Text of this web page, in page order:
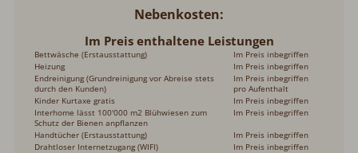
Nebenkosten
Im Preis enthaltene Leistungen
Bettwäsche (Erstausstattung)
Im Preis inbegriffen
Heizung
Im Preis inbegriffen
Endreinigung (Grundreinigung vor Abreise stets
durch den Kunden)
Im Preis inbegriffen
pro Aufenthalt
Kinder Kurtaxe gratis
Im Preis inbegriffen
Interhome lässt 100'000 m2 Blühwiesen zum
Schutz der Bienen anpflanzen
Im Preis inbegriffen
Handtücher (Erstausstattung)
Im Preis inbegriffen
Drahtloser Internetzugang (WIFI)
Im Preis inbegriffen